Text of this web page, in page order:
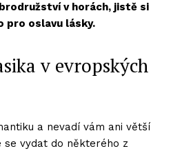
v horách, jistě si
pro oslavu lásky.
v evropských
a nevadí vám ani větší
vydat do některého z